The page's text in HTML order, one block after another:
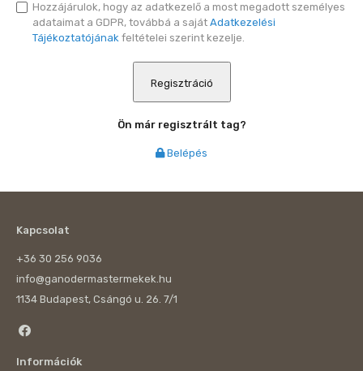
Hozzájárulok, hogy az adatkezelő a most megadott személyes
adataimat a GDPR, továbbá a saját Adatkezelési
Tájékoztatójának feltételei szerint kezelje.
Regisztráció
Ön már regisztrált tag?
Belépés
Kapcsolat
+36 30 256 9036
info@ganodermastermekek.hu
1134 Budapest, Csángó u. 26. 7/1
Információk